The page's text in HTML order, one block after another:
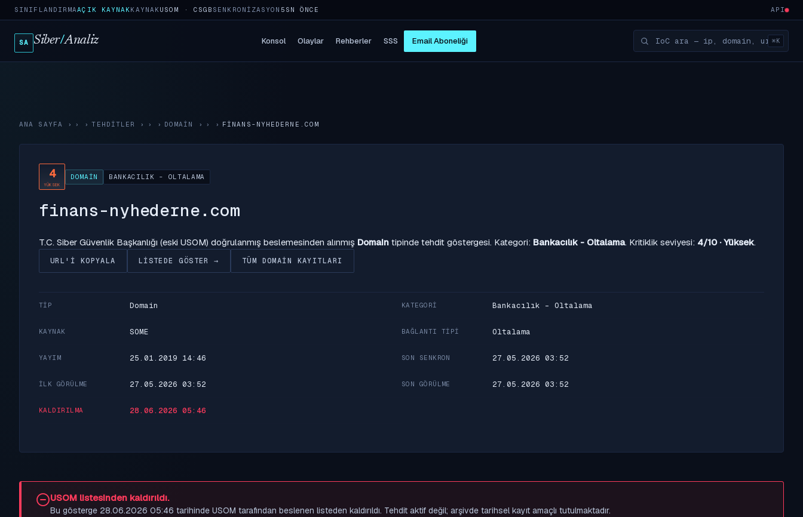
SINIFLANDIRMAAÇIK KAYNAKKAYNAKUSOM · CSGB SENKRONIZASYON 5SN ÖNCE API
SA Siber/Analiz Konsol Olaylar Rehberler SSS Email Aboneliği ⌘K
ANA SAYFA › TEHDITLER › DOMAIN › FINANS-NYHEDERNE.COM
4
YÜKSEK
DOMAIN BANKACILIK - OLTALAMA
finans-nyhederne.com
T.C. Siber Güvenlik Başkanlığı (eski USOM) doğrulanmış beslemesinden alınmış Domain tipinde tehdit göstergesi. Kategori: Bankacılık - Oltalama. Kritiklik seviyesi: 4/10 · Yüksek.
URL'I KOPYALA LISTEDE GÖSTER → TÜM DOMAIN KAYITLARI
TIP Domain KATEGORI Bankacılık - Oltalama
KAYNAK SOME BAĞLANTI TIPI Oltalama
YAYIM 25.01.2019 14:46 SON SENKRON 27.05.2026 03:52
İLK GÖRÜLME 27.05.2026 03:52 SON GÖRÜLME 27.05.2026 03:52
KALDIRILMA 28.06.2026 05:46
USOM listesinden kaldırıldı.
Bu gösterge 28.06.2026 05:46 tarihinde USOM tarafından beslenen listeden kaldırıldı. Tehdit aktif değil; arşivde tarihsel kayıt amaçlı tutulmaktadır.